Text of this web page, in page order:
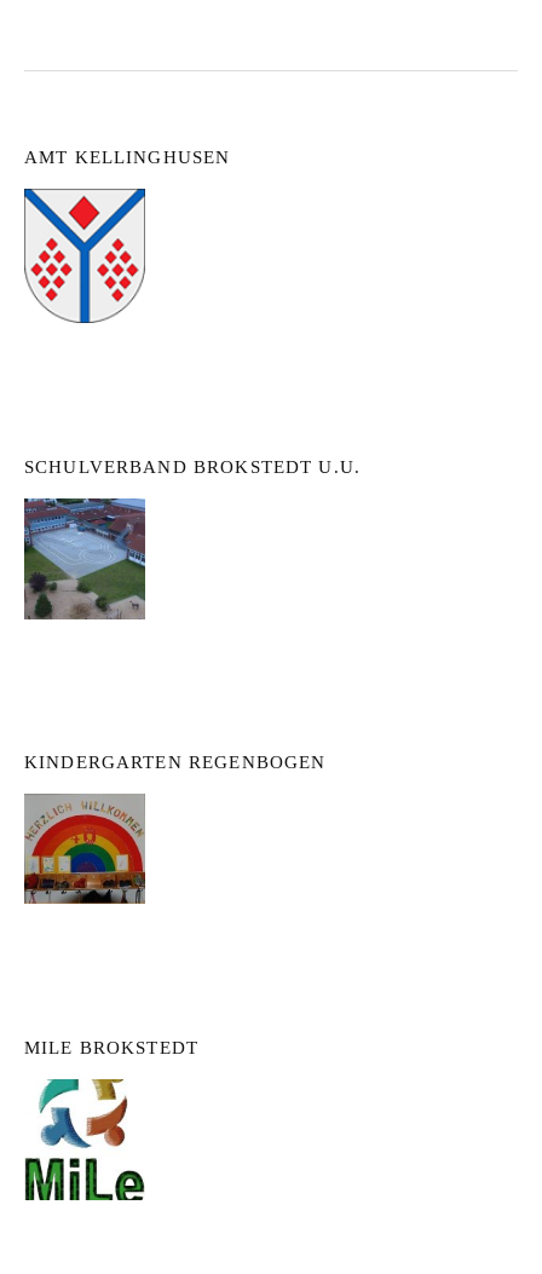
AMT KELLINGHUSEN
SCHULVERBAND BROKSTEDT U.U.
KINDERGARTEN REGENBOGEN
MILE BROKSTEDT